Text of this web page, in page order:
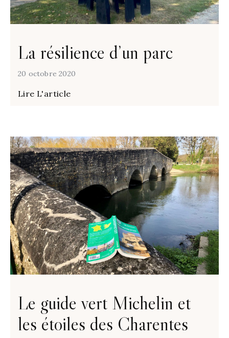
La résilience d’un parc
20 octobre 2020
Lire L'article
Le guide vert Michelin et
les étoiles des Charentes